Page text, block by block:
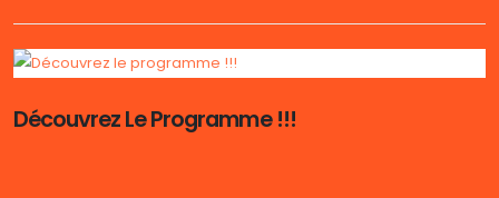
Découvrez Le Programme !!!